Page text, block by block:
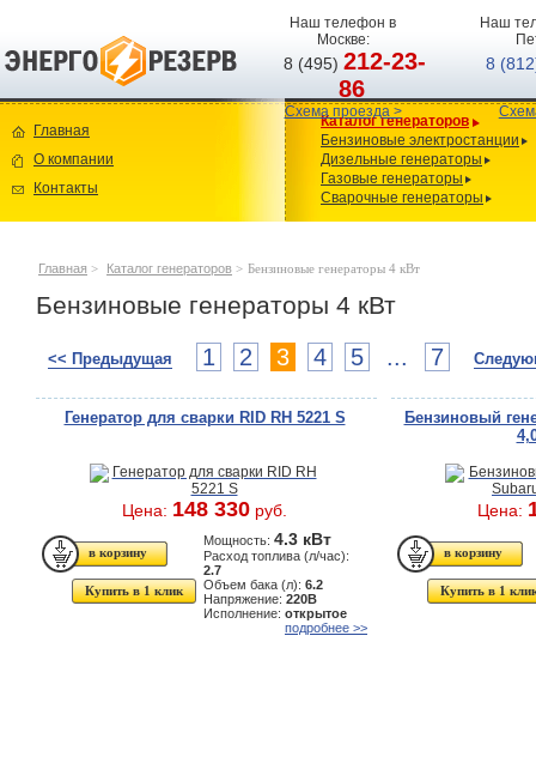
Наш телефон в
Москве:
8 (495)212-23-
86
Схема проезда >
Наш
8
Главная
О компании
Контакты
Каталог генераторов
Бензиновые электростанции
Дизельные генераторы
Газовые генераторы
Сварочные генераторы
Главная > Каталог генераторов > Бензиновые генераторы 4 кВт
Бензиновые генераторы 4 кВт
<< Предыдущая 1 2 3 4 5 ... 7
Генератор для сварки RID RH 5221 S
Цена: 148 330 руб.
Купить в 1 клик
Мощность: 4.3 кВт
Расход топлива (л/час):
2.7
Объем бака (л): 6.2
Напряжение: 220В
Исполнение: открытое
подробнее >>
Бензиновый
Цена:
Купить в 1